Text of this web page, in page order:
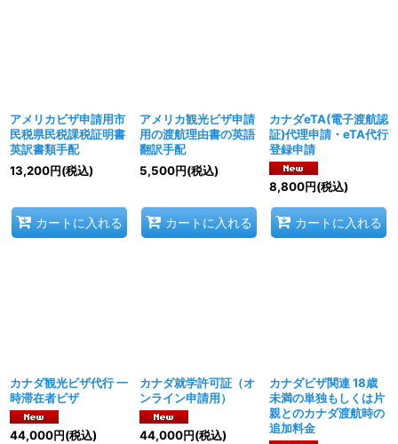
アメリカビザ申請用市
民税県民税課税証明書
英訳書類手配
13,200円(税込)
カートに入れる
アメリカ観光ビザ申請
用の渡航理由書の英語
翻訳手配
5,500円(税込)
カートに入れる
カナダeTA(電子渡航認
証)代理申請・eTA代行
登録申請
8,800円(税込)
カートに入れる
カナダ観光ビザ代行 一
時滞在者ビザ
44,000円(税込)
カナダ就学許可証（オ
ンライン申請用）
44,000円(税込)
カナダビザ関連 18歳
未満の単独もしくは片
親とのカナダ渡航時の
追加料金